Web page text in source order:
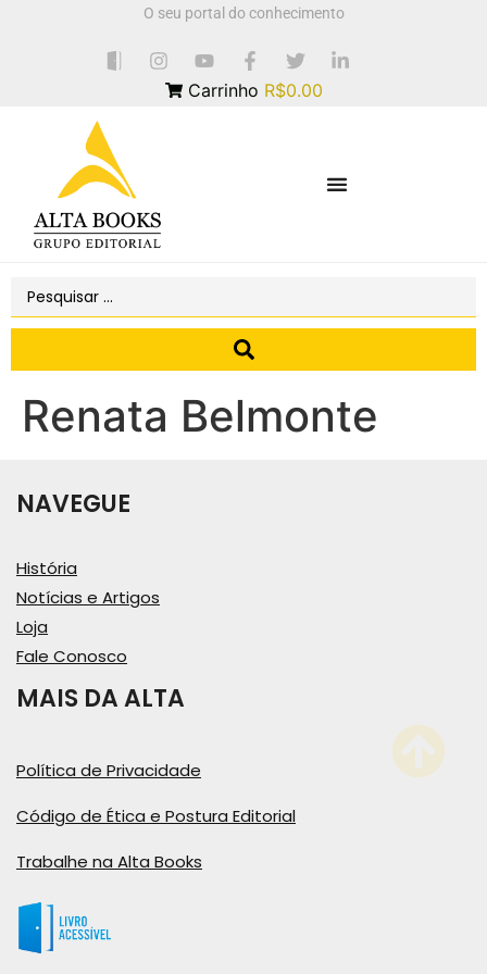
O seu portal do conhecimento
Carrinho R$0.00
Renata Belmonte
NAVEGUE
História
Notícias e Artigos
Loja
Fale Conosco
MAIS DA ALTA
Política de Privacidade
Código de Ética e Postura Editorial
Trabalhe na Alta Books